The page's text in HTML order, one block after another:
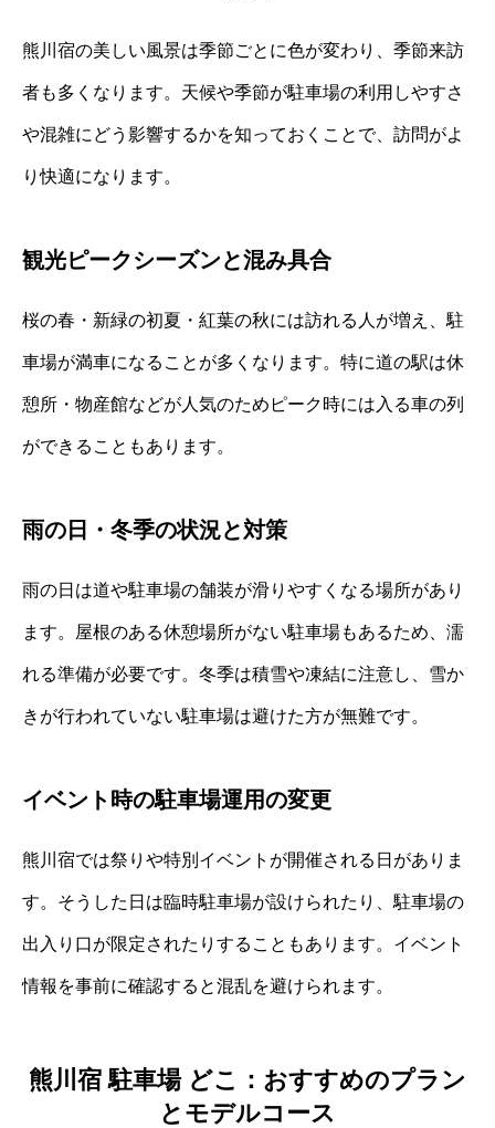
熊川宿の美しい風景は季節ごとに色が変わり、季節来訪
者も多くなります。天候や季節が駐車場の利用しやすさ
や混雑にどう影響するかを知っておくことで、訪問がよ
り快適になります。
観光ピークシーズンと混み具合
桜の春・新緑の初夏・紅葉の秋には訪れる人が増え、駐
車場が満車になることが多くなります。特に道の駅は休
憩所・物産館などが人気のためピーク時には入る車の列
ができることもあります。
雨の日・冬季の状況と対策
雨の日は道や駐車場の舗装が滑りやすくなる場所があり
ます。屋根のある休憩場所がない駐車場もあるため、濡
れる準備が必要です。冬季は積雪や凍結に注意し、雪か
きが行われていない駐車場は避けた方が無難です。
イベント時の駐車場運用の変更
熊川宿では祭りや特別イベントが開催される日がありま
す。そうした日は臨時駐車場が設けられたり、駐車場の
出入り口が限定されたりすることもあります。イベント
情報を事前に確認すると混乱を避けられます。
熊川宿 駐車場 どこ：おすすめのプラン
とモデルコース